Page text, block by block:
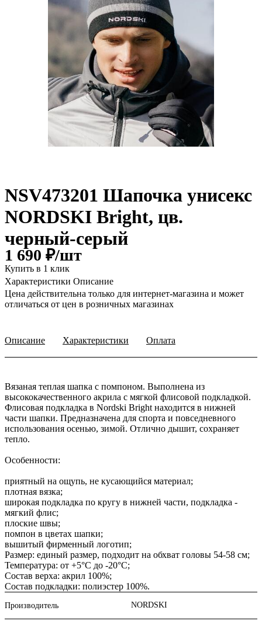
NSV473201 Шапочка унисекс
NORDSKI Bright, цв.
черный-серый
1 690 ₽/шт
Купить в 1 клик
Характеристики Описание
Цена действительна только для интернет-магазина и может
отличаться от цен в розничных магазинах
Описание Характеристики Оплата
Вязаная теплая шапка с помпоном. Выполнена из
высококачественного акрила с мягкой флисовой подкладкой.
Флисовая подкладка в Nordski Bright находится в нижней
части шапки. Предназначена для спорта и повседневного
использования осенью, зимой. Отлично дышит, сохраняет
тепло.
Особенности:
приятный на ощупь, не кусающийся материал;
плотная вязка;
широкая подкладка по кругу в нижней части, подкладка -
мягкий флис;
плоские швы;
помпон в цветах шапки;
вышитый фирменный логотип;
Размер: единый размер, подходит на обхват головы 54-58 см;
Температура: от +5°С до -20°С;
Состав верха: акрил 100%;
Состав подкладки: полиэстер 100%.
Производитель NORDSKI